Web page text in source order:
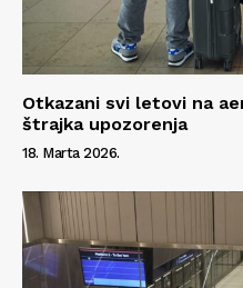
Info
O nama
Kontakt
Impressum
Otkazani svi letovi na
štrajka upozorenja
18. Marta 2026.